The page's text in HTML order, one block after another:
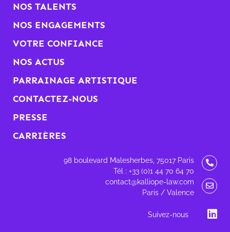
NOS TALENTS
NOS ENGAGEMENTS
VOTRE CONFIANCE
NOS ACTUS
PARRAINAGE ARTISTIQUE
CONTACTEZ-NOUS
PRESSE
CARRIÈRES
98 boulevard Malesherbes, 75017 Paris
Tél : +33 (0)1 44 70 64 70
contact@kalliope-law.com
Paris / Valence
Suivez-nous